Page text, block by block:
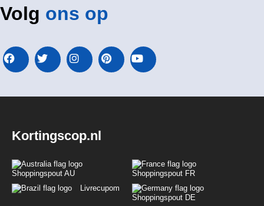
Volg ons op
Kortingscop.nl
Shoppingspout AU
Shoppingspout FR
Livrecupom
Shoppingspout DE